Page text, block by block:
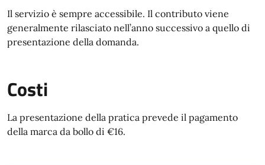
Il servizio è sempre accessibile. Il contributo viene
generalmente rilasciato nell’anno successivo a quello di
presentazione della domanda.
Costi
La presentazione della pratica prevede il pagamento
della marca da bollo di €16.